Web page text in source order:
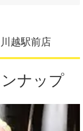
越駅前店
ンナップ